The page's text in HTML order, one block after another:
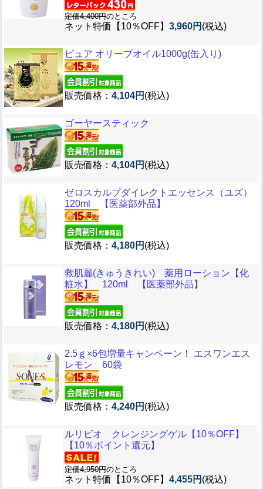
定価4,400円のところ
ネット特価【10％OFF】 3,960円 (税込)
ピュア オリーブオイル1000g(缶入り)
販売価格： 4,104円 (税込)
ゴーヤースティック
販売価格： 4,104円 (税込)
ゼロスカルプダイレクトエッセンス（ユズ）
120ml 【医薬部外品】
販売価格： 4,180円 (税込)
救肌麗(きゅうきれい) 薬用ローション【化
粧水】 120ml 【医薬部外品】
販売価格： 4,180円 (税込)
2.5ｇ×6包増量キャンペーン！ エスワンエス
レモン 60袋
販売価格： 4,240円 (税込)
ルリビオ クレンジングゲル【10％OFF】
【10％ポイント還元】
定価4,950円のところ
ネット特価【10％OFF】 4,455円 (税込)